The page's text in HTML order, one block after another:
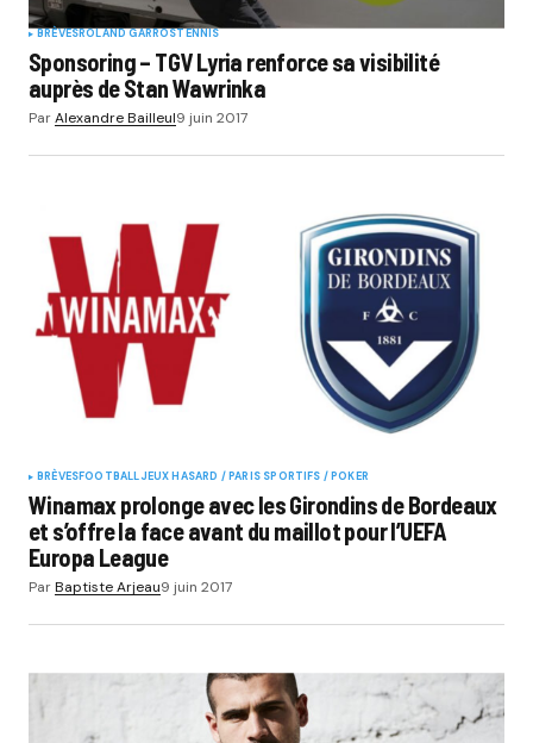
BRÈVESROLAND GARROSTENNIS
Sponsoring – TGV Lyria renforce sa visibilité
auprès de Stan Wawrinka
ParAlexandre Bailleul9 juin 2017
BRÈVESFOOTBALLJEUX HASARD / PARIS SPORTIFS / POKER
Winamax prolonge avec les Girondins de Bordeaux
et s’offre la face avant du maillot pour l’UEFA
Europa League
ParBaptiste Arjeau9 juin 2017